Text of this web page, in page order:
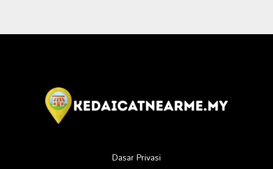
Dasar Privasi